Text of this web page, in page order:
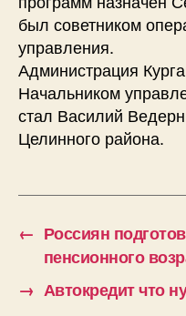
был советником
управления.
Администрация
Начальником
стал Василий
Целинного района.
← Россиян
пенсионного
→ Автокредит что